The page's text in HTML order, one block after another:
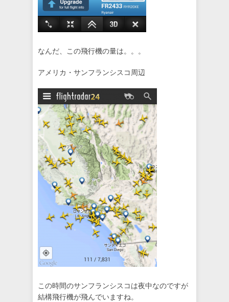
なんだ、この飛行機の量は。。。
アメリカ・サンフランシスコ周辺
この時間のサンフランシスコは夜中なのですが
結構飛行機が飛んでいますね。